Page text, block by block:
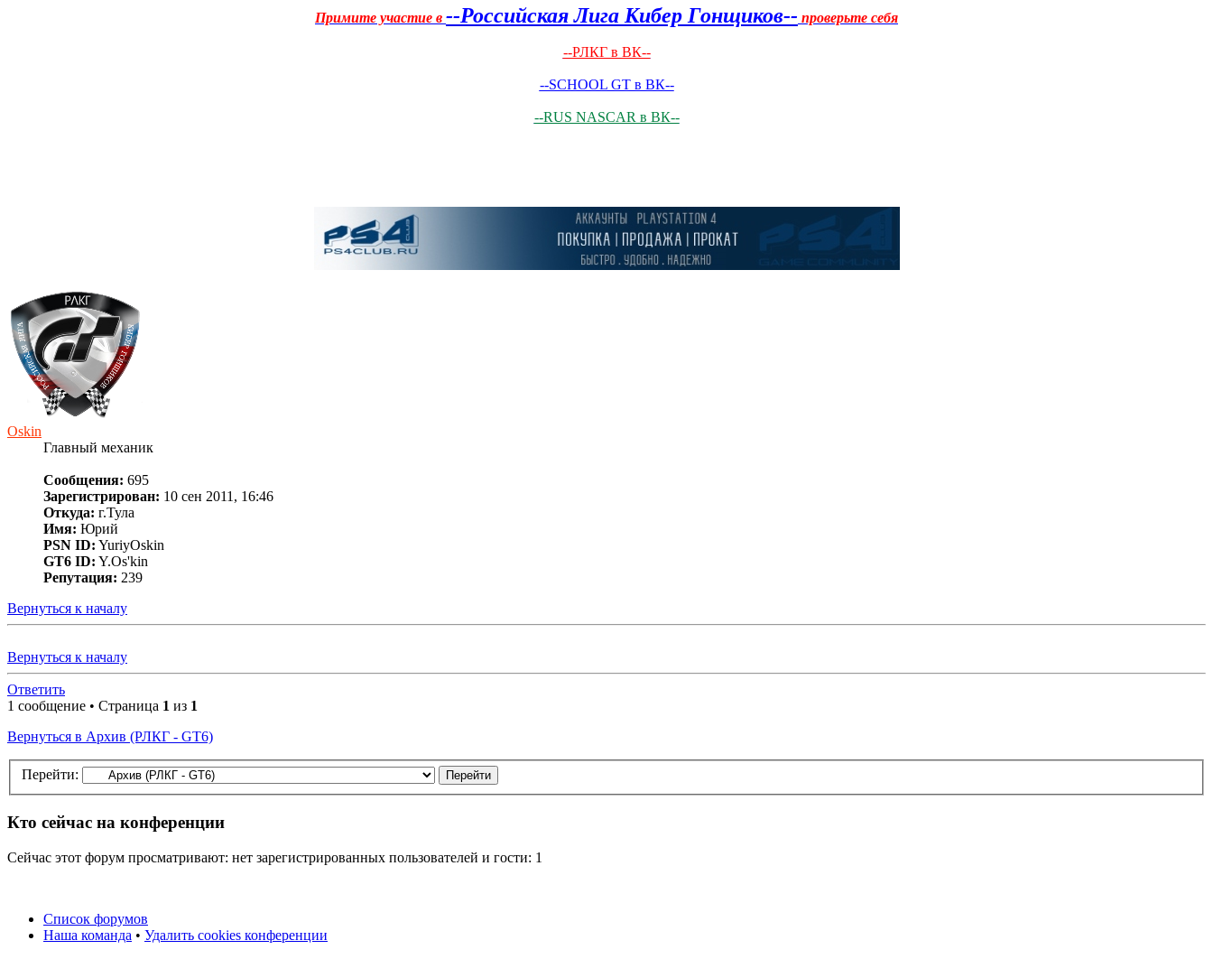
Примите участие в --Российская Лига Кибер Гонщиков-- проверьте себя
--РЛКГ в ВК--
--SCHOOL GT в ВК--
--RUS NASCAR в ВК--
Oskin
Главный механик
Сообщения: 695
Зарегистрирован: 10 сен 2011, 16:46
Откуда: г.Тула
Имя: Юрий
PSN ID: YuriyOskin
GT6 ID: Y.Os'kin
Репутация: 239
Вернуться к началу
Вернуться к началу
Ответить
1 сообщение • Страница 1 из 1
Вернуться в Архив (РЛКГ - GT6)
Перейти:
Кто сейчас на конференции
Сейчас этот форум просматривают: нет зарегистрированных пользователей и гости: 1
Список форумов
Наша команда • Удалить cookies конференции